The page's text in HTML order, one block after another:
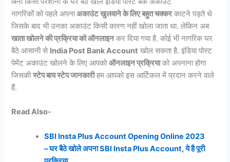
नागरिकों को पहले अपनाअकाउंट खुलवाने के लिए बहुत चक्करकाटने पड़ते थे
जिसके बाद भी उनका अकाउंट किसी कारण नहीं खोला जाता था. लेकिन अब
खाता खोलने की प्रक्रिया को ऑनलाइनकर दिया गया है. कोई भी नागरिक घर
बैठे आसानी से India Post Bank Account खोल सकता है. इंडिया पोस्ट
पेमेंट अकाउंट खोलने के लिए आपकोऑनलाइन प्रक्रियाको अपनाना होगा
जिसकीस्टेप बाय स्टेप जानकारीहम आपको इस आर्टिकल में प्रदान करने वाले
हैं.
Read Also-
SBI Insta Plus Account Opening Online 2023
– घर बैठे खोले अपना SBI Insta Plus Account, ये है पूरी